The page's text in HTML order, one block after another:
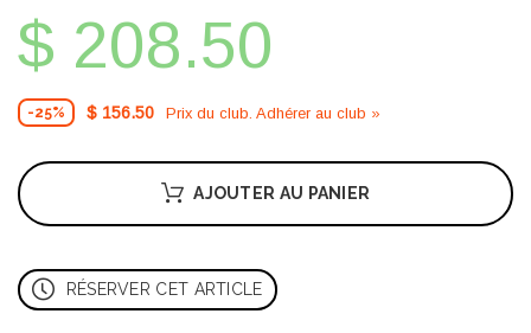
$ 208.50
-25% $ 156.50 Prix ​​du club. Adhérer au club »
AJOUTER AU PANIER
RÉSERVER CET ARTICLE